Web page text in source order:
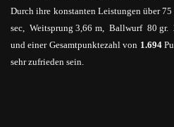
Durch ihre konstanten Leistungen über
sec, Weitsprung 3,66 m, Ballwurf 80gr.
und einer Gesamtpunktezahl von 1.694
sehr zufrieden sein.